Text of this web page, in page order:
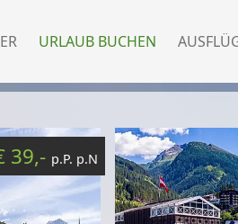
URLAUB BUCHEN
39,- p.P. p.N